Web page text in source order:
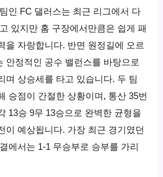
인 FC 댈러스는 최근 리그에서 다
있지만 홈 구장에서만큼은 쉽게 패
을 자랑합니다. 반면 원정길에 오르
안정적인 공수 밸런스를 바탕으로
며 상승세를 타고 있습니다. 두 팀
승점이 간절한 상황이며, 통산 35번
13승 9무 13승으로 완벽한 균형을
이 예상됩니다. 가장 최근 경기였던
에서는 1-1 무승부로 승부를 가리